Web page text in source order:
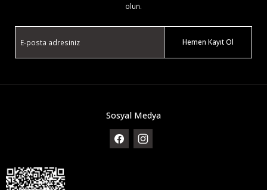
olun.
Hemen Kayıt Ol
Sosyal Medya